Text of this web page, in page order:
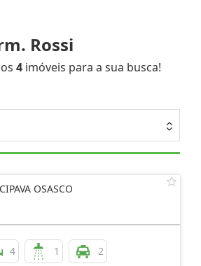
Rossi
4 imóveis para a sua busca!
OSASCO
4 1 2